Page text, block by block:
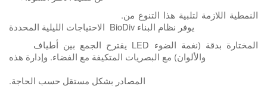
.النمطية اللازمة لتلبية هذا التنوع من
الاحتياجات الليلية المحددة BioDiv يوفر نظام البناء
يقترح الجمع بين أطياف LED المختارة بدقة (نغمة الضوء
والألوان) مع البصريات المتكيفة مع الفضاء. وإدارة هذه
.المصادر بشكل مستقل حسب الحاجة